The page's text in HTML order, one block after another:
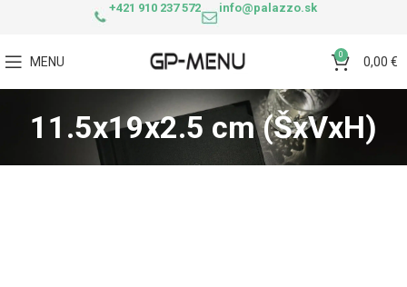
+421 910 237 572 info@palazzo.sk
MENU 0 0,00 €
11.5x19x2.5 cm (ŠxVxH)